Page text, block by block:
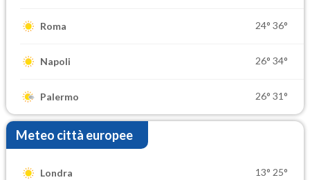
Roma 24° 36°
Napoli 26° 34°
Palermo 26° 31°
Meteo città europee
Londra 13° 25°